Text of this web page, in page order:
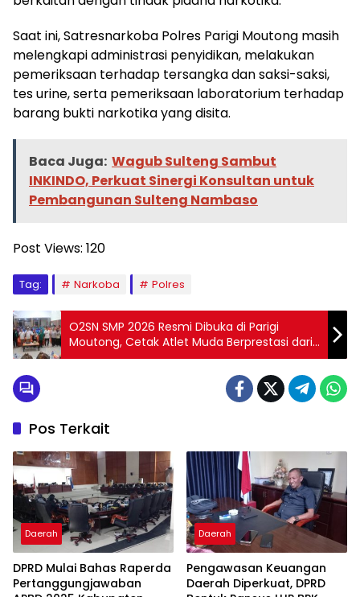
Saat ini, Satresnarkoba Polres Parigi Moutong masih
melengkapi administrasi penyidikan, melakukan
pemeriksaan terhadap tersangka dan saksi-saksi,
tes urine, serta pemeriksaan laboratorium terhadap
barang bukti narkotika yang disita.
Baca Juga: Wagub Sulteng Sambut
INKINDO, Perkuat Sinergi Konsultan untuk
Pembangunan Sulteng Nambaso
Post Views: 120
Tag: Narkoba Polres
O2SN SMP 2026 Resmi Dibuka di Parigi
Moutong, Cetak Atlet Muda Berprestasi dari
Lima Cabang Olahraga
Pos Terkait
Daerah
DPRD Mulai Bahas Raperda
Pertanggungjawaban
Daerah
Pengawasan Keuangan
Daerah Diperkuat, DPRD